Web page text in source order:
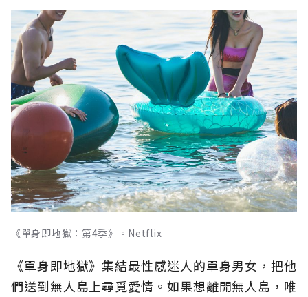
《單身即地獄：第4季》。Netflix
《單身即地獄》集結最性感迷人的單身男女，把他
們送到無人島上尋覓愛情。如果想離開無人島，唯